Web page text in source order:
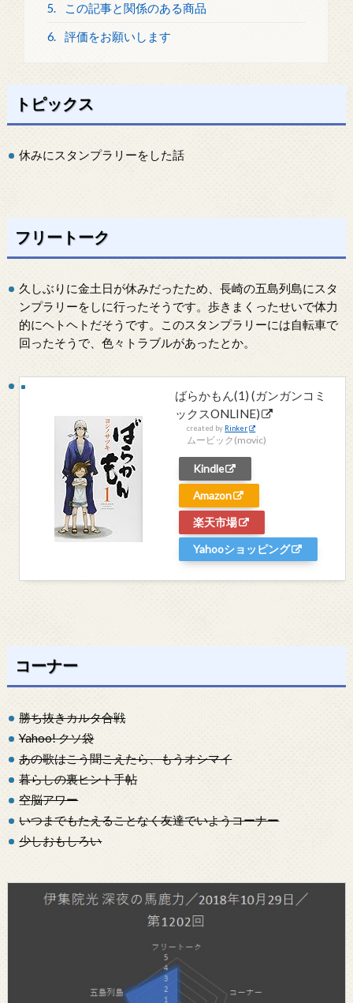
5. この記事と関係のある商品
6. 評価をお願いします
トピックス
休みにスタンプラリーをした話
フリートーク
久しぶりに金土日が休みだったため、長崎の五島列島にスタ
ンプラリーをしに行ったそうです。歩きまくったせいで体力
的にヘトヘトだそうです。このスタンプラリーには自転車で
回ったそうで、色々トラブルがあったとか。
ばらかもん(1) (ガンガンコミ
ックスONLINE)
created by Rinker
ムービック(movic)
Kindle
Amazon
楽天市場
Yahooショッピング
コーナー
勝ち抜きカルタ合戦
Yahoo! クソ袋
あの歌はこう聞こえたら、もうオシマイ
暮らしの裏ヒント手帖
空脳アワー
いつまでもたえることなく友達でいようコーナー
少しおもしろい